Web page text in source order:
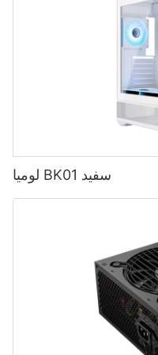
لومیا BK01 سفید